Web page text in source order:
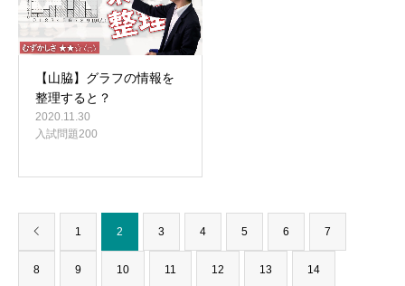
【山脇】グラフの情報を
整理すると？
2020.11.30
入試問題200
1 2 3 4 5 6 7
8 9 10 11 12 13 14